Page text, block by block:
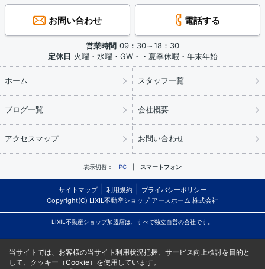
お問い合わせ 電話する
営業時間 09：30～18：30
定休日 火曜・水曜・GW・・夏季休暇・年末年始
ホーム スタッフ一覧
ブログ一覧 会社概要
アクセスマップ お問い合わせ
表示切替： PC スマートフォン
サイトマップ 利用規約
プライバシーポリシー
Copyright(C) LIXIL不動産ショップ アースホーム 株式会社
LIXIL不動産ショップ加盟店は、すべて独立自営の会社です。
当サイトでは、お客様の当サイト利用状況把握、サービス向上検討を目的と
して、クッキー（Cookie）を使用しています。